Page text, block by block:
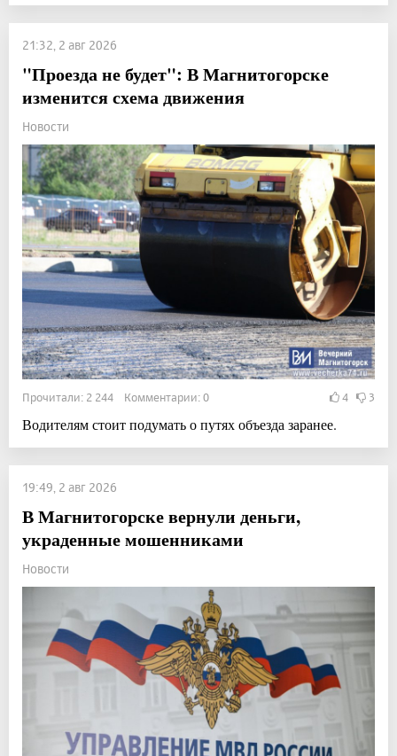
21:32, 2 авг 2026
"Проезда не будет": В Магнитогорске
изменится схема движения
Новости
Прочитали: 2 244 Комментарии: 0 4 3
Водителям стоит подумать о путях объезда заранее.
19:49, 2 авг 2026
В Магнитогорске вернули деньги,
украденные мошенниками
Новости